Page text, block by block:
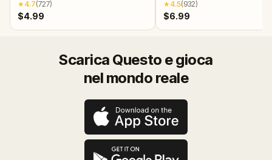
★4.7(727)
$4.99
★4.5(932)
$6.99
Scarica Questo e gioca
nel mondo reale